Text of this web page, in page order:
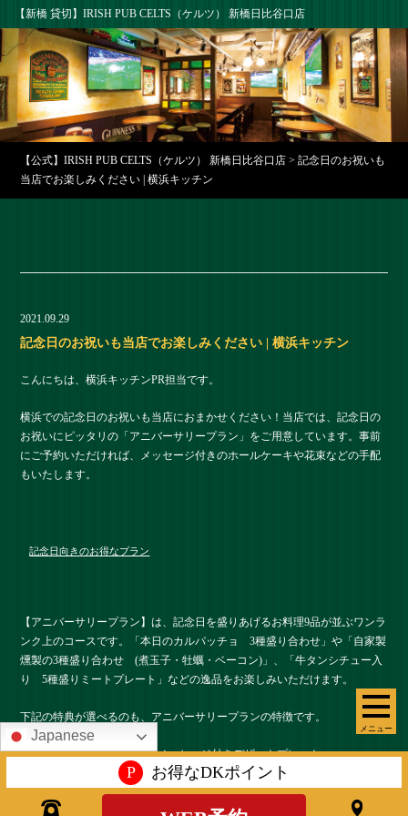
【新橋 貸切】IRISH PUB CELTS（ケルツ） 新橋日比谷口店
メニュー
【公式】IRISH PUB CELTS（ケルツ） 新橋日比谷口店 >記念日のお祝いも
当店でお楽しみください | 横浜キッチン
2021.09.29
記念日のお祝いも当店でお楽しみください | 横浜キッチン
こんにちは、横浜キッチンPR担当です。
横浜での記念日のお祝いも当店におまかせください！当店では、記念日の
お祝いにピッタリの「アニバーサリープラン」をご用意しています。事前
にご予約いただければ、メッセージ付きのホールケーキや花束などの手配
もいたします。
記念日向きのお得なプラン
【アニバーサリープラン】は、記念日を盛りあげるお料理9品が並ぶワンラ
ンク上のコースです。「本日のカルパッチョ 3種盛り合わせ」や「自家製
燻製の3種盛り合わせ (煮玉子・牡蠣・ベーコン)」、「牛タンシチュー入
り 5種盛りミートプレート」などの逸品をお楽しみいただけます。
下記の特典が選べるのも、アニバーサリープランの特徴です。
・無料：乾杯ドリンク1杯・メッセージ付きデザートプレート
・1名様+1650円(税込)で2時間飲み放題付きに変更
・1グループ+500円(税込)で、コースの「デザートプレート」をホールケー
キに変更可能
Japanese
P お得なDKポイント